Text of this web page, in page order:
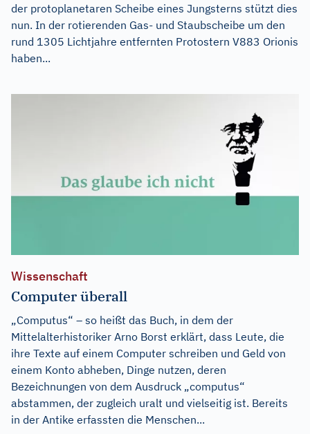
der protoplanetaren Scheibe eines Jungsterns stützt dies
nun. In der rotierenden Gas- und Staubscheibe um den
rund 1305 Lichtjahre entfernten Protostern V883 Orionis
haben...
Wissenschaft
Computer überall
„Computus“ – so heißt das Buch, in dem der
Mittelalterhistoriker Arno Borst erklärt, dass Leute, die
ihre Texte auf einem Computer schreiben und Geld von
einem Konto abheben, Dinge nutzen, deren
Bezeichnungen von dem Ausdruck „computus“
abstammen, der zugleich uralt und vielseitig ist. Bereits
in der Antike erfassten die Menschen...